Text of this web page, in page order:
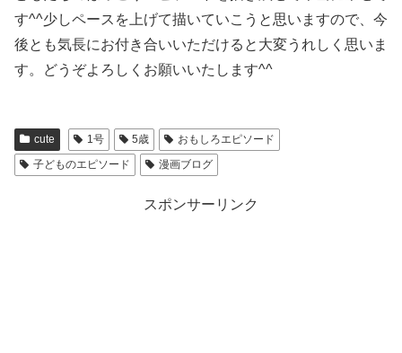
す^^少しペースを上げて描いていこうと思いますので、今
後とも気長にお付き合いいただけると大変うれしく思いま
す。どうぞよろしくお願いいたします^^
cute 1号 5歳
おもしろエピソード
子どものエピソード
漫画ブログ
スポンサーリンク